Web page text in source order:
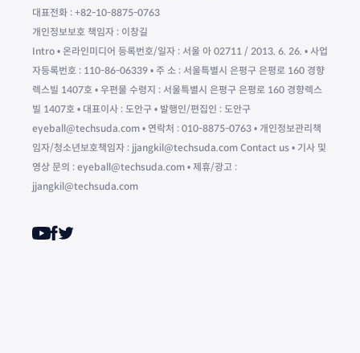
대표전화 : +82-10-8875-0763
개인정보보호 책임자 : 이창길
Intro • 온라인미디어 등록번호/일자 : 서울 아 02711 / 2013. 6. 26. • 사업
자등록번호 : 110-86-06339 • 주 소 : 서울특별시 은평구 은평로 160 경향
렉스빌 1407호 • 우편물 수령지 : 서울특별시 은평구 은평로 160 경향렉스
빌 1407호 • 대표이사 : 도안구 • 발행인/편집인 : 도안구
eyeball@techsuda.com • 연락처 : 010-8875-0763 • 개인정보관리책
임자/청소년보호책임자 : jjangkil@techsuda.com Contact us • 기사 및
영상 문의 : eyeball@techsuda.com • 제휴/광고 :
jjangkil@techsuda.com